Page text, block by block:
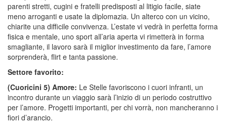
parenti stretti, cugini e fratelli predisposti al litigio facile, siate
meno arroganti e usate la diplomazia. Un alterco con un vicino,
chiarite una difficile convivenza. L’estate vi vedrà in perfetta forma
fisica e mentale, uno sport all’aria aperta vi rimetterà in forma
smagliante, il lavoro sarà il miglior investimento da fare, l’amore
sorprenderà, flirt e tanta passione.
Settore favorito:
(Cuoricini 5) Amore: Le Stelle favoriscono i cuori infranti, un
incontro durante un viaggio sarà l’inizio di un periodo costruttivo
per l’amore. Progetti importanti, per chi vorrà, non mancheranno i
fiori d’arancio.